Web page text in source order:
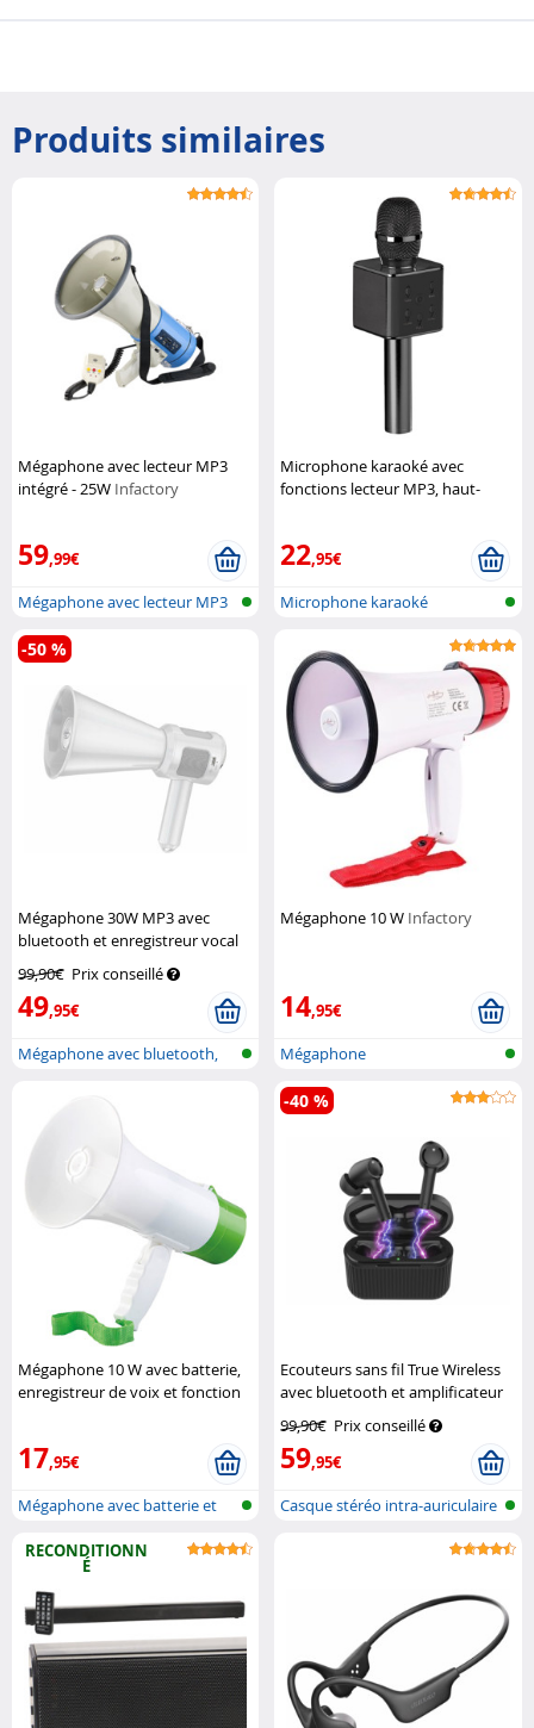
Produits similaires
Mégaphone avec lecteur MP3
intégré - 25W Infactory
59,99€
Mégaphone avec lecteur MP3
Microphone karaoké avec
fonctions lecteur MP3, haut-
22,95€
Microphone karaoké
Mégaphone 30W MP3 avec
bluetooth et enregistreur vocal
99,90€ Prix conseillé
49,95€
-50 %
Mégaphone avec bluetooth,
Mégaphone 10 W Infactory
14,95€
Mégaphone
Mégaphone 10 W avec batterie,
enregistreur de voix et fonction
17,95€
Mégaphone avec batterie et
Ecouteurs sans fil True Wireless
avec bluetooth et amplificateur
Newgen
Medicals
99,90€ Prix conseillé
59,95€
-40 %
Casque stéréo intra-auriculaire
RECONDITIONN
É